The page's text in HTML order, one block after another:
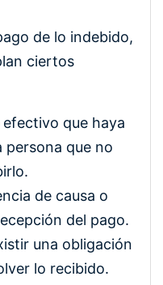
de lo indebido,
ciertos
que haya
persona que no
de causa o
del pago.
una obligación
lo recibido.